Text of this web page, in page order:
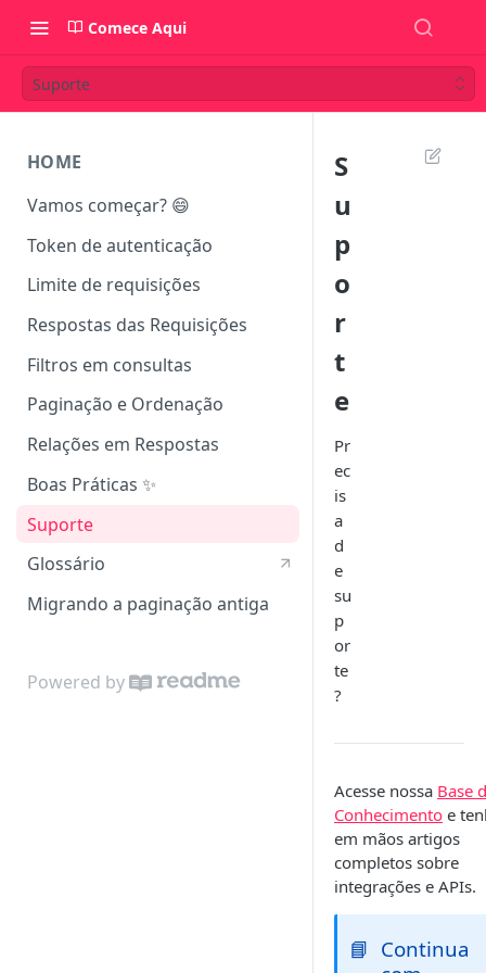
Comece Aqui
Suporte
HOME
Vamos começar? 😄
Token de autenticação
Limite de requisições
Respostas das Requisições
Filtros em consultas
Paginação e Ordenação
Relações em Respostas
Boas Práticas ✨
Suporte
Glossário
Migrando a paginação antiga
Powered by
S
u
p
o
r
t
e
Pr
ec
is
a
d
e
su
p
or
te
?
Acesse nossa Base
Conhecimento e
em mãos artigos
completos sobre
integrações e APIs.
📘 Continua